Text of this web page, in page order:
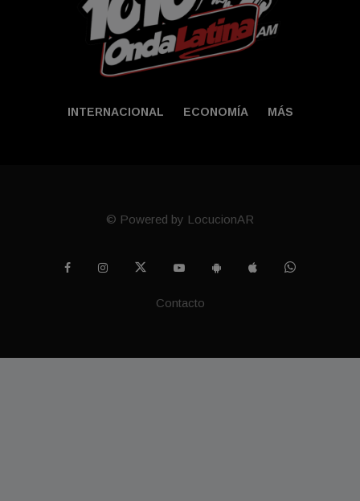
INTERNACIONAL ECONOMÍA MÁS
© Powered by LocucionAR
Contacto